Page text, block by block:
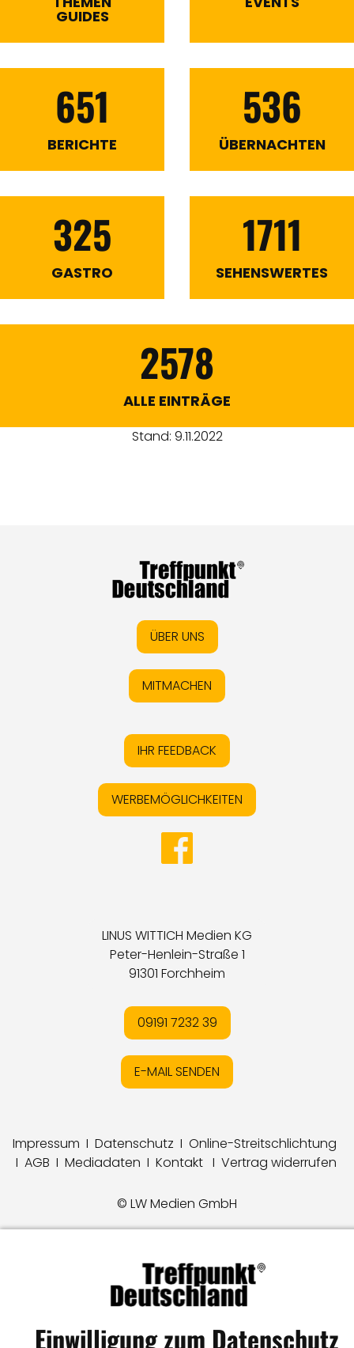
GUIDES
651
BERICHTE
536
ÜBERNACHTEN
325
GASTRO
1711
SEHENSWERTES
2578
ALLE EINTRÄGE
Stand: 9.11.2022
ÜBER UNS
MITMACHEN
IHR FEEDBACK
WERBEMÖGLICHKEITEN
LINUS WITTICH Medien KG
Peter-Henlein-Straße 1
91301 Forchheim
09191 7232 39
E-MAIL SENDEN
Impressum I Datenschutz I Online-Streitschlichtung
I AGB I Mediadaten I Kontakt I Vertrag widerrufen
© LW Medien GmbH
Einwilligung zum Datenschutz